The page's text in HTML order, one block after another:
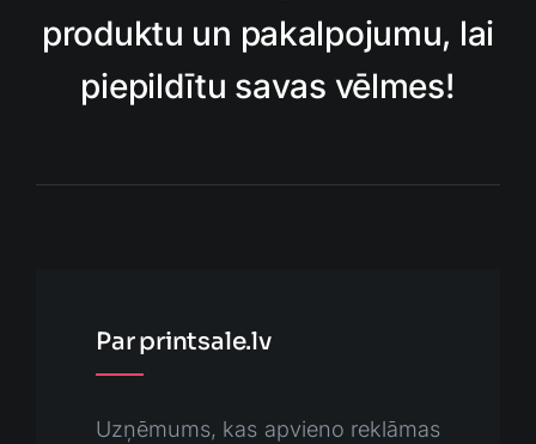
produktu un pakalpojumu, lai
piepildītu savas vēlmes!
Par printsale.lv
Uzņēmums, kas apvieno reklāmas